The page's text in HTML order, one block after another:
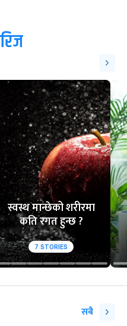
स्वस्थ मान्छेको शरीरमा
कति रगत हुन्छ ?
7 STORIES
सबै